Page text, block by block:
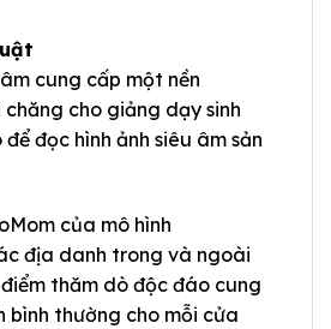
cung cấp một nền
cho giảng dạy sinh
đọc hình ảnh siêu âm sản
của mô hình
địa danh trong và ngoài
thăm dò độc đáo cung
bình thường cho mỗi cửa